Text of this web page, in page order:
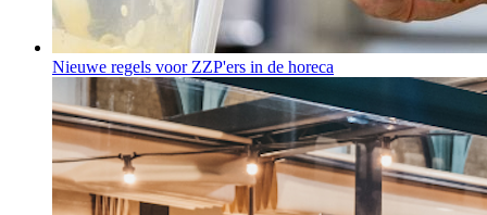
Nieuwe regels voor ZZP'ers in de horeca